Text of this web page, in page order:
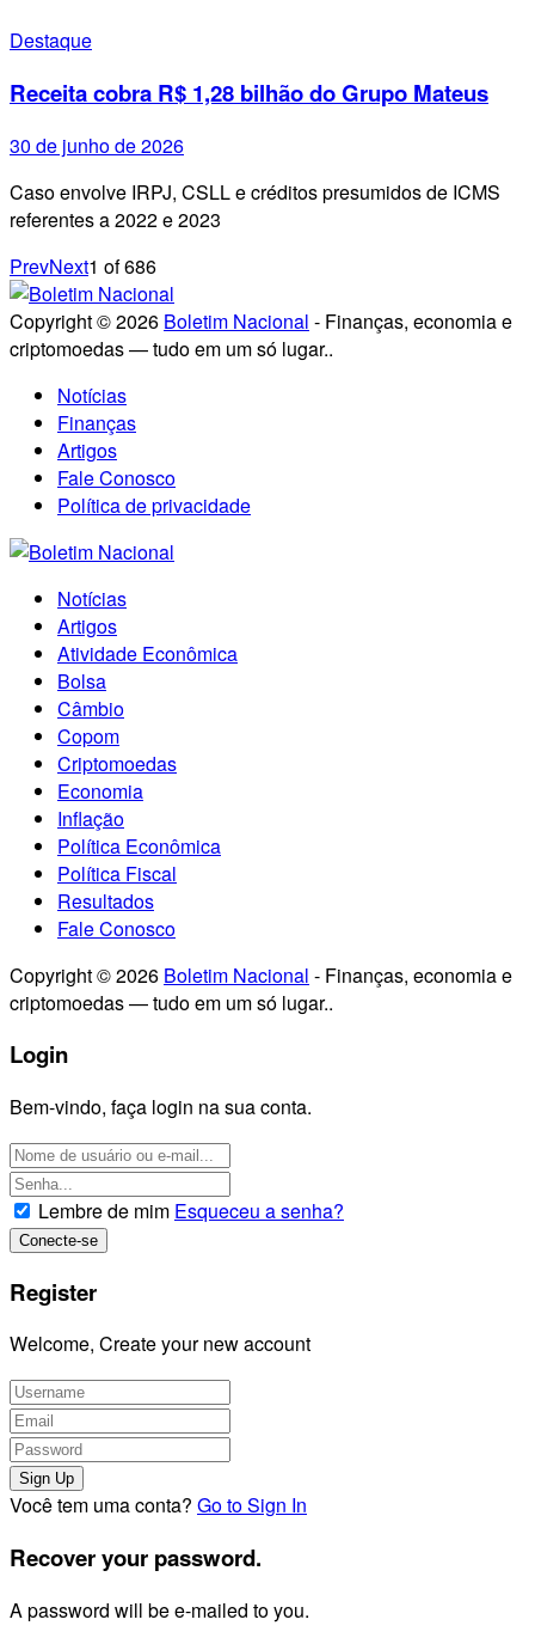
Destaque
Receita cobra R$ 1,28 bilhão do Grupo Mateus
30 de junho de 2026
Caso envolve IRPJ, CSLL e créditos presumidos de ICMS
referentes a 2022 e 2023
PrevNext1 of686
Copyright © 2026 Boletim Nacional - Finanças, economia e
criptomoedas — tudo em um só lugar..
Notícias
Finanças
Artigos
Fale Conosco
Política de privacidade
Notícias
Artigos
Atividade Econômica
Bolsa
Câmbio
Copom
Criptomoedas
Economia
Inflação
Política Econômica
Política Fiscal
Resultados
Fale Conosco
Copyright © 2026 Boletim Nacional - Finanças, economia e
criptomoedas — tudo em um só lugar..
Login
Bem-vindo, faça login na sua conta.
Lembre de mim Esqueceu a senha?
Register
Welcome, Create your new account
Você tem uma conta? Go to Sign In
Recover your password.
A password will be e-mailed to you.